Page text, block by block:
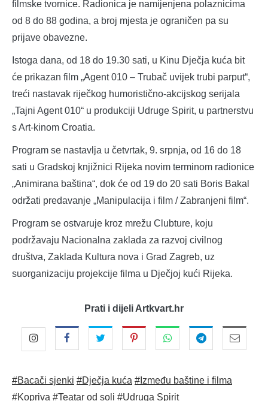
filmske tvornice. Radionica je namijenjena polaznicima
od 8 do 88 godina, a broj mjesta je ograničen pa su
prijave obavezne.
Istoga dana, od 18 do 19.30 sati, u Kinu Dječja kuća bit
će prikazan film „Agent 010 – Trubač uvijek trubi parput“,
treći nastavak riječkog humoristično-akcijskog serijala
„Tajni Agent 010“ u produkciji Udruge Spirit, u partnerstvu
s Art-kinom Croatia.
Program se nastavlja u četvrtak, 9. srpnja, od 16 do 18
sati u Gradskoj knjižnici Rijeka novim terminom radionice
„Animirana baština“, dok će od 19 do 20 sati Boris Bakal
održati predavanje „Manipulacija i film / Zabranjeni film“.
Program se ostvaruje kroz mrežu Clubture, koju
podržavaju Nacionalna zaklada za razvoj civilnog
društva, Zaklada Kultura nova i Grad Zagreb, uz
suorganizaciju projekcije filma u Dječjoj kući Rijeka.
Prati i dijeli Artkvart.hr
#Bacači sjenki #Dječja kuća #Između baštine i filma
#Kopriva #Teatar od soli #Udruga Spirit